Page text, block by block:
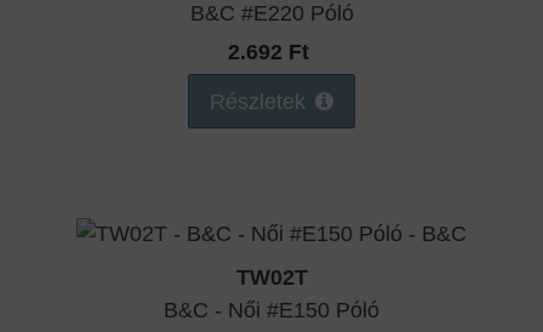
B&C #E220 Póló
2.692 Ft
Részletek
TW02T
B&C - Női #E150 Póló